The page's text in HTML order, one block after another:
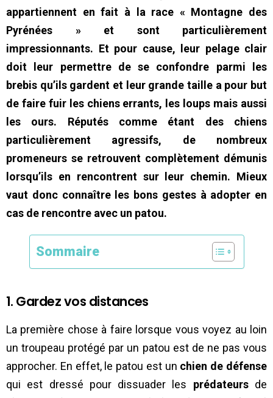
appartiennent en fait à la race « Montagne des
Pyrénées » et sont particulièrement
impressionnants. Et pour cause, leur pelage clair
doit leur permettre de se confondre parmi les
brebis qu’ils gardent et leur grande taille a pour but
de faire fuir les chiens errants, les loups mais aussi
les ours. Réputés comme étant des chiens
particulièrement agressifs, de nombreux
promeneurs se retrouvent complètement démunis
lorsqu’ils en rencontrent sur leur chemin. Mieux
vaut donc connaître les bons gestes à adopter en
cas de rencontre avec un patou.
Sommaire
1. Gardez vos distances
La première chose à faire lorsque vous voyez au loin
un troupeau protégé par un patou est de ne pas vous
approcher. En effet, le patou est un chien de défense
qui est dressé pour dissuader les prédateursde